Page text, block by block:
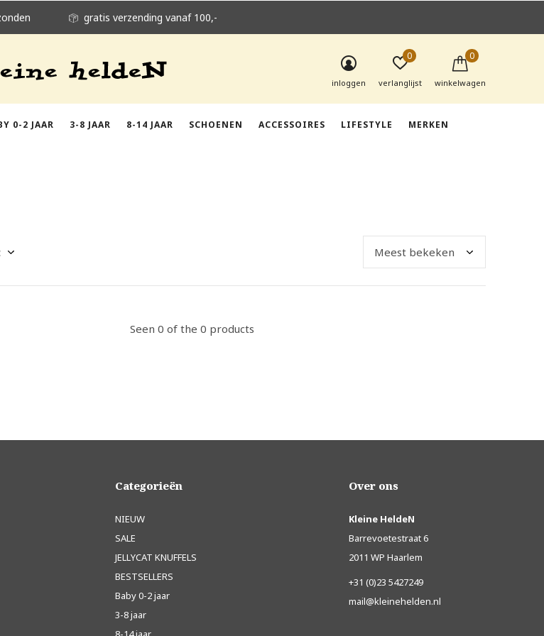
0-2 JAAR 3-8 JAAR 8-14 JAAR SCHOENEN ACCESSOIRES LIFESTYLE MERKEN
inloggen verlanglijst
0
winkelwagen
0
gratis verzending vanaf 100,-
Seen 0 of the 0 products
Categorieën
NIEUW
SALE
JELLYCAT KNUFFELS
BESTSELLERS
Baby 0-2 jaar
3-8 jaar
Over ons
Kleine HeldeN
Barrevoetestraat 6
2011 WP Haarlem
+31 (0)23 5427249
mail@kleinehelden.nl